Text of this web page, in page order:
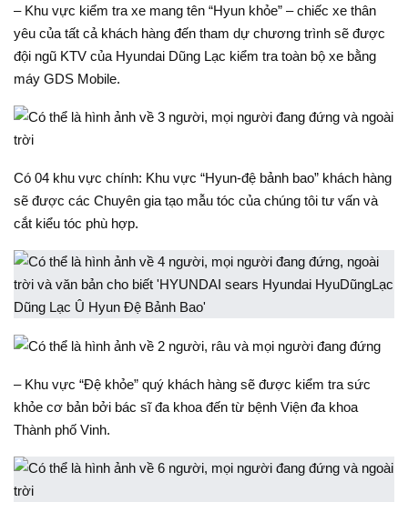
– Khu vực kiểm tra xe mang tên “Hyun khỏe” – chiếc xe thân
yêu của tất cả khách hàng đến tham dự chương trình sẽ được
đội ngũ KTV của Hyundai Dũng Lạc kiểm tra toàn bộ xe bằng
máy GDS Mobile.
Có 04 khu vực chính: Khu vực “Hyun-đệ bảnh bao” khách hàng
sẽ được các Chuyên gia tạo mẫu tóc của chúng tôi tư vấn và
cắt kiểu tóc phù hợp.
– Khu vực “Đệ khỏe” quý khách hàng sẽ được kiểm tra sức
khỏe cơ bản bởi bác sĩ đa khoa đến từ bệnh Viện đa khoa
Thành phố Vinh.